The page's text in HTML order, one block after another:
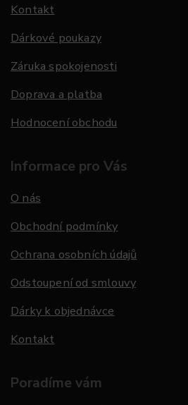
Kontakt
Dárkové poukazy
Záruka spokojenosti
Doprava a platba
Hodnocení obchodu
Informace pro Vás
O nás
Obchodní podmínky
Ochrana osobních údajů
Odstoupení od smlouvy
Dárky k objednávce
Kontakt
Poradíme vám